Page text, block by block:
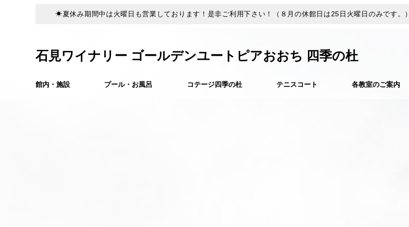
☀夏休み期間中は火曜日も営業しております！是非ご利用下さい！（８月の休館日は25日火曜日のみです。）
石見ワイナリー ゴールデンユートピアおおち 四季の杜
館内・施設 プール・お風呂 コテージ四季の杜 テニスコート 各教室のご案内